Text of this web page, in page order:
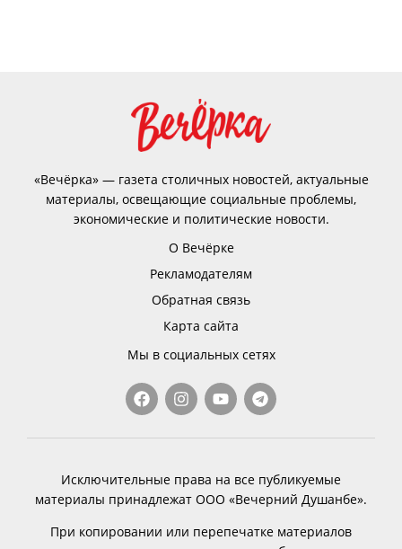
«Вечёрка» — газета столичных новостей, актуальные
материалы, освещающие социальные проблемы,
экономические и политические новости.
О Вечёрке
Рекламодателям
Обратная связь
Карта сайта
Мы в социальных сетях
Исключительные права на все публикуемые
материалы принадлежат ООО «Вечерний Душанбе».
При копировании или перепечатке материалов